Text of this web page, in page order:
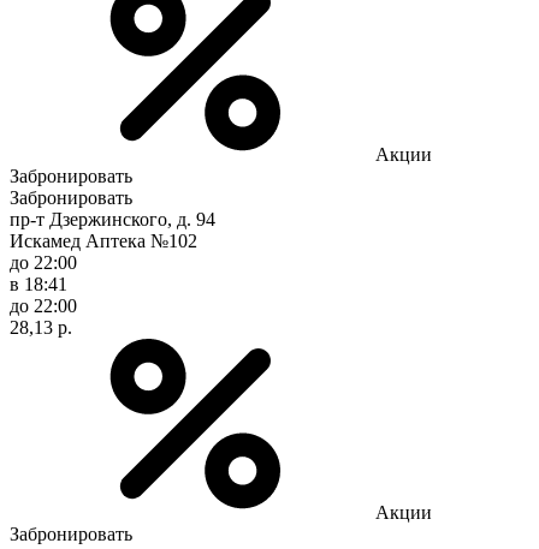
Акции
Забронировать
Забронировать
пр-т Дзержинского, д. 94
Искамед Аптека №102
до 22:00
в 18:41
до 22:00
28,13 р.
Акции
Забронировать